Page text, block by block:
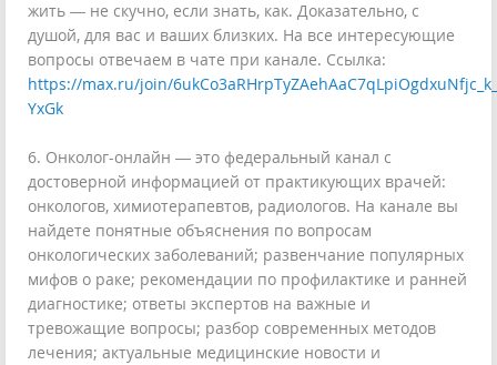
жить — не скучно, если знать, как. Доказательно, с
душой, для вас и ваших близких. На все интересующие
вопросы отвечаем в чате при канале. Ссылка:
https://max.ru/join/
YxGk
6. Онколог-онлайн — это федеральный канал с
достоверной информацией от практикующих врачей:
онкологов, химиотерапевтов, радиологов. На канале вы
найдете понятные объяснения по вопросам
онкологических заболеваний; развенчание популярных
мифов о раке; рекомендации по профилактике и ранней
диагностике; ответы экспертов на важные и
тревожащие вопросы; разбор современных методов
лечения; актуальные медицинские новости и